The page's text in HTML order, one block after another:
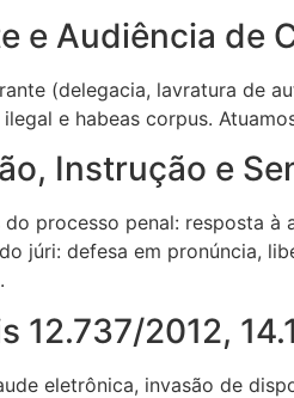
e Audiência de
(delegacia, lavratura de
e habeas corpus.
Instrução e
processo penal: resposta
júri: defesa em pronúncia,
.
12.737/2012,
eletrônica, invasão de